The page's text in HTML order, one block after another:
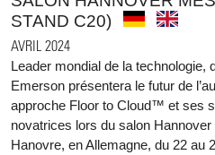
STAND C20)
AVRIL 2024
Leader mondial de la technologie,
Emerson présentera le futur de
approche Floor to Cloud™ et ses
novatrices lors du salon
Hanovre, en Allemagne, du 22 au